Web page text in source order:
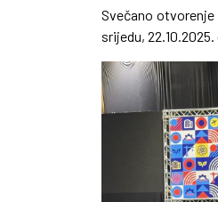
Svečano
srijedu,